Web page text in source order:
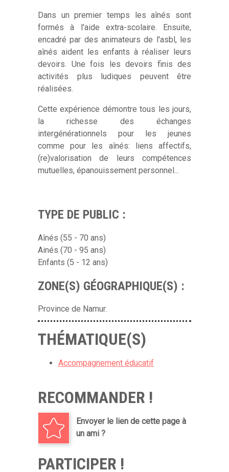
Dans un premier temps les aînés sont
formés à l'aide extra-scolaire. Ensuite,
encadré par des animateurs de l'asbl, les
aînés aident les enfants à réaliser leurs
devoirs. Une fois les devoirs finis des
activités plus ludiques peuvent être
réalisées.
Cette expérience démontre tous les jours,
la richesse des échanges
intergénérationnels pour les jeunes
comme pour les aînés: liens affectifs,
(re)valorisation de leurs compétences
mutuelles, épanouissement personnel...
TYPE DE PUBLIC :
Aînés (55 - 70 ans)
Ainés (70 - 95 ans)
Enfants (5 - 12 ans)
ZONE(S) GÉOGRAPHIQUE(S) :
Province de Namur.
THÉMATIQUE(S)
Accompagnement éducatif
RECOMMANDER !
Envoyer le lien de cette page à
un ami ?
PARTICIPER !